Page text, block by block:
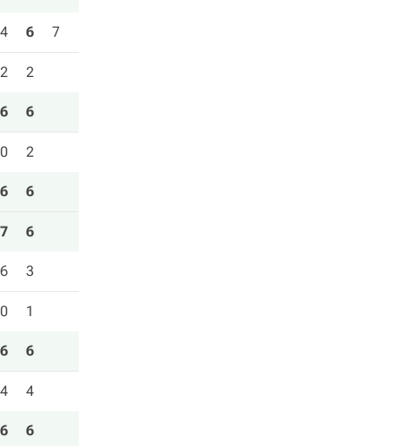
4 6 7
2 2
6 6
0 2
6 6
7 6
6 3
0 1
6 6
4 4
6 6